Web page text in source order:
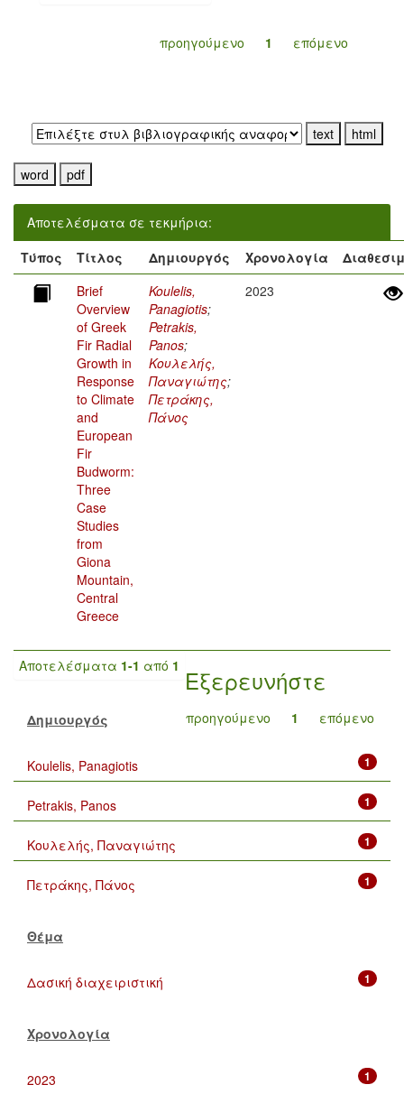
προηγούμενο 1 επόμενο
Αποτελέσματα σε τεκμήρια:
Τύπος
Τίτλος Δημιουργός Χρονολογία
Brief
Overview
of Greek
Fir Radial
Growth in
Response
to Climate
and
European
Fir
Budworm:
Three
Case
Studies
from
Giona
Mountain,
Central
Greece
Koulelis,
Panagiotis;
Petrakis,
Panos;
Κουλελής,
Παναγιώτης;
Πετράκης,
Πάνος
2023
Αποτελέσματα 1-1 από 1
προηγούμενο 1 επόμενο
Εξερευνήστε
Δημιουργός
1
Koulelis, Panagiotis
1
Petrakis, Panos
1
Κουλελής, Παναγιώτης
1
Πετράκης, Πάνος
Θέμα
1
Δασική διαχειριστική
Χρονολογία
1
2023